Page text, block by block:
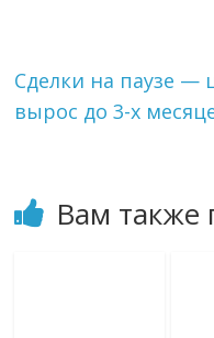
i
i
Сделки на паузе —
вырос до 3-х
Вам также